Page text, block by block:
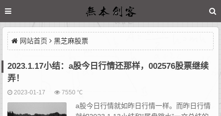
网站首页 黑芝麻股票
2023.1.17小结：a股今日行情还那样，002576股票继续
弄！
2023-01-17 7550 ℃
a股今日行情就如昨日行情一样。而昨日行情